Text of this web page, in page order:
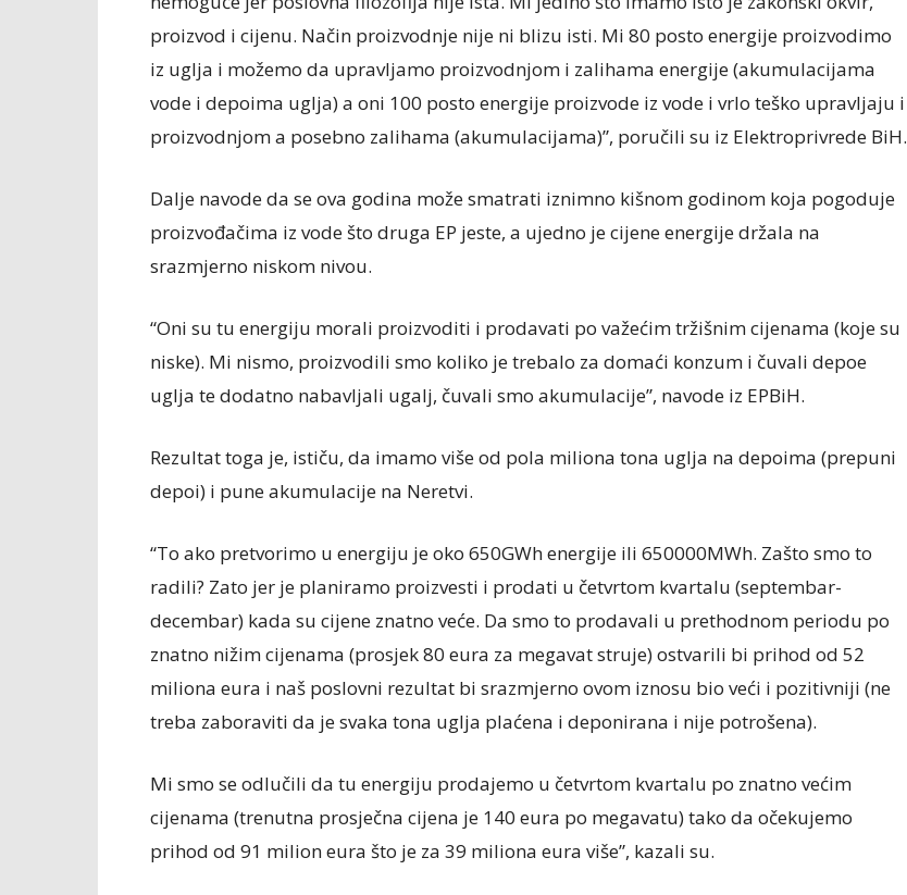
proizvod i cijenu. Način proizvodnje nije ni blizu isti. Mi 80 posto energije proizvodimo
iz uglja i možemo da upravljamo proizvodnjom i zalihama energije (akumulacijama
vode i depoima uglja) a oni 100 posto energije proizvode iz vode i vrlo teško upravljaju i
proizvodnjom a posebno zalihama (akumulacijama)”, poručili su iz Elektroprivrede BiH.
Dalje navode da se ova godina može smatrati iznimno kišnom godinom koja pogoduje
proizvođačima iz vode što druga EP jeste, a ujedno je cijene energije držala na
srazmjerno niskom nivou.
“Oni su tu energiju morali proizvoditi i prodavati po važećim tržišnim cijenama (koje su
niske). Mi nismo, proizvodili smo koliko je trebalo za domaći konzum i čuvali depoe
uglja te dodatno nabavljali ugalj, čuvali smo akumulacije”, navode iz EPBiH.
Rezultat toga je, ističu, da imamo više od pola miliona tona uglja na depoima (prepuni
depoi) i pune akumulacije na Neretvi.
“To ako pretvorimo u energiju je oko 650GWh energije ili 650000MWh. Zašto smo to
radili? Zato jer je planiramo proizvesti i prodati u četvrtom kvartalu (septembar-
decembar) kada su cijene znatno veće. Da smo to prodavali u prethodnom periodu po
znatno nižim cijenama (prosjek 80 eura za megavat struje) ostvarili bi prihod od 52
miliona eura i naš poslovni rezultat bi srazmjerno ovom iznosu bio veći i pozitivniji (ne
treba zaboraviti da je svaka tona uglja plaćena i deponirana i nije potrošena).
Mi smo se odlučili da tu energiju prodajemo u četvrtom kvartalu po znatno većim
cijenama (trenutna prosječna cijena je 140 eura po megavatu) tako da očekujemo
prihod od 91 milion eura što je za 39 miliona eura više”, kazali su.